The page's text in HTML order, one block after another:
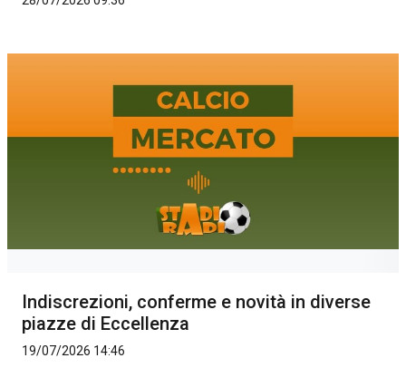
Indiscrezioni, conferme e novità in diverse
piazze di Eccellenza
19/07/2026 14:46